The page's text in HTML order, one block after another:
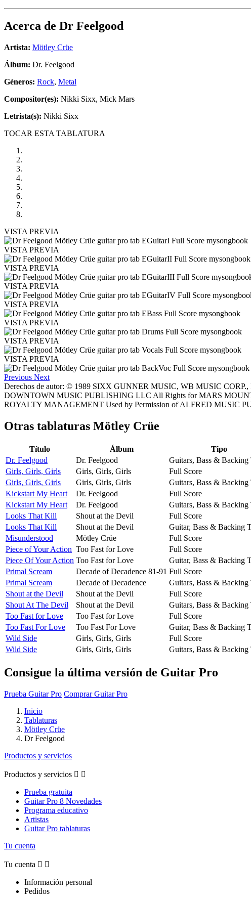
Acerca de Dr Feelgood
Artista: Mötley Crüe
Álbum: Dr. Feelgood
Géneros: Rock, Metal
Compositor(es): Nikki Sixx, Mick Mars
Letrista(s): Nikki Sixx
TOCAR ESTA TABLATURA
VISTA PREVIA
VISTA PREVIA
VISTA PREVIA
VISTA PREVIA
VISTA PREVIA
VISTA PREVIA
VISTA PREVIA
VISTA PREVIA
Previous Next
Derechos de autor: © 1989 SIXX GUNNER MUSIC, WB MUSIC
DOWNTOWN MUSIC PUBLISHING LLC All Rights for MARS
ROYALTY MANAGEMENT Used by Permission of ALFRED MUSIC
Otras tablaturas Mötley Crüe
Título Álbum
Tipo
Dr. Feelgood
Dr. Feelgood
Guitars, Bass & Backing
Girls, Girls, Girls
Girls, Girls, Girls
Full Score
Girls, Girls, Girls
Girls, Girls, Girls
Guitars, Bass & Backing
Kickstart My Heart
Dr. Feelgood
Full Score
Kickstart My Heart
Dr. Feelgood
Guitars, Bass & Backing
Looks That Kill
Shout at the Devil
Full Score
Looks That Kill
Shout at the Devil
Guitar, Bass & Backing
Misunderstood
Mötley Crüe
Full Score
Piece of Your Action Too Fast for Love
Full Score
Piece Of Your Action Too Fast for Love
Guitar, Bass & Backing
Primal Scream
Decade of Decadence 81-91 Full Score
Primal Scream
Decade of Decadence
Guitars, Bass & Backing
Shout at the Devil
Shout at the Devil
Full Score
Shout At The Devil
Shout at the Devil
Guitars, Bass & Backing
Too Fast for Love
Too Fast for Love
Full Score
Too Fast For Love
Too Fast For Love
Guitar, Bass & Backing
Wild Side
Girls, Girls, Girls
Full Score
Wild Side
Girls, Girls, Girls Guitars, Bass & Backing
Consigue la última versión de Guitar Pro
Prueba Guitar Pro Comprar Guitar Pro
Inicio
Tablaturas
Mötley Crüe
Dr Feelgood
Productos y servicios
Productos y servicios  
Prueba gratuita
Guitar Pro 8 Novedades
Programa educativo
Artistas
Guitar Pro tablaturas
Tu cuenta
Tu cuenta  
Información personal
Pedidos